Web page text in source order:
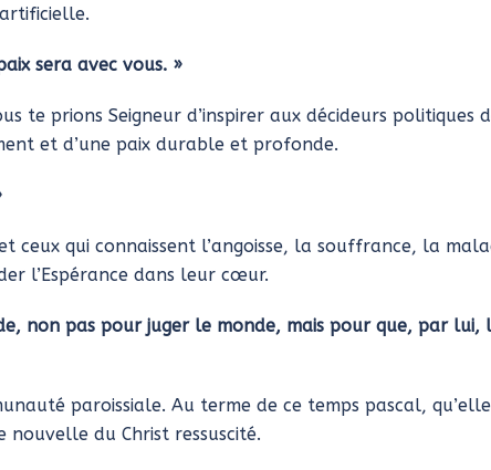
sera avec vous. »
te prions Seigneur d’inspirer aux décideurs politiques
et d’une paix durable et profonde.
ceux qui connaissent l’angoisse, la souffrance, la
l’Espérance dans leur cœur.
non pas pour juger le monde, mais pour que, par lui,
paroissiale. Au terme de ce temps pascal,
du Christ ressuscité.